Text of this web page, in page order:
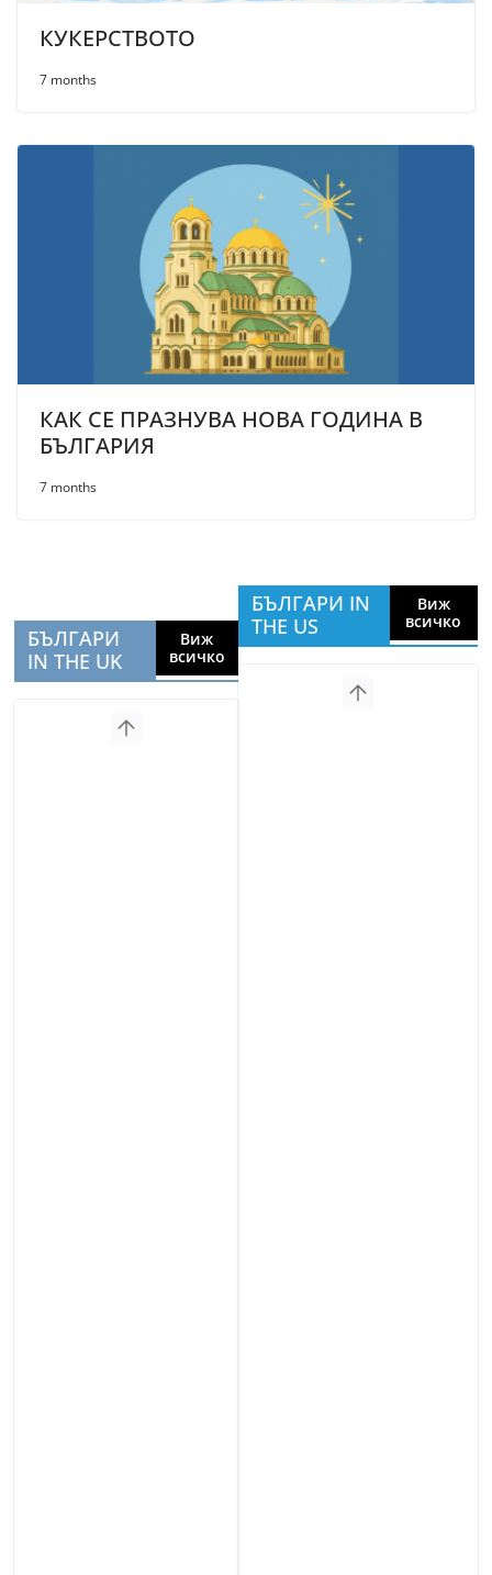
КУКЕРСТВОТО
7 months
КАК СЕ ПРАЗНУВА НОВА ГОДИНА В
БЪЛГАРИЯ
7 months
БЪЛГАРИ
IN THE UK
Виж
всичко
БЪЛГАРИ IN
THE US
Виж
всичко